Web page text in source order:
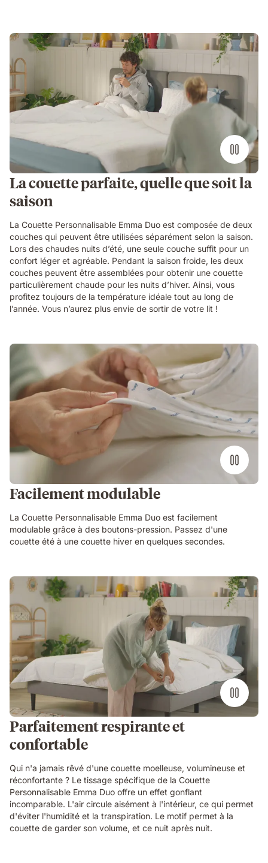
La couette parfaite, quelle que soit la
saison
La Couette Personnalisable Emma Duo est composée de deux
couches qui peuvent être utilisées séparément selon la saison.
Lors des chaudes nuits d’été, une seule couche suffit pour un
confort léger et agréable. Pendant la saison froide, les deux
couches peuvent être assemblées pour obtenir une couette
particulièrement chaude pour les nuits d’hiver. Ainsi, vous
profitez toujours de la température idéale tout au long de
l’année. Vous n’aurez plus envie de sortir de votre lit !
Facilement modulable
La Couette Personnalisable Emma Duo est facilement
modulable grâce à des boutons-pression. Passez d'une
couette été à une couette hiver en quelques secondes.
Parfaitement respirante et
confortable
Qui n'a jamais rêvé d'une couette moelleuse, volumineuse et
réconfortante ? Le tissage spécifique de la Couette
Personnalisable Emma Duo offre un effet gonflant
incomparable. L'air circule aisément à l'intérieur, ce qui permet
d'éviter l'humidité et la transpiration. Le motif permet à la
couette de garder son volume, et ce nuit après nuit.